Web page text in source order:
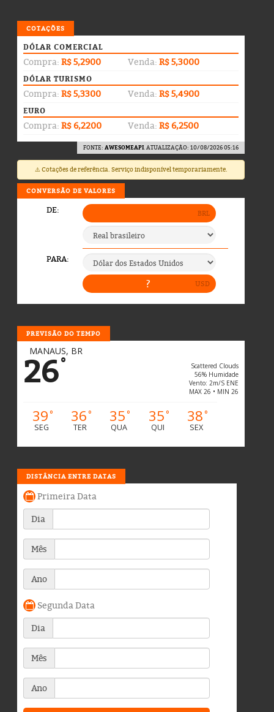
COTAÇÕES
DÓLAR COMERCIAL
Compra: R$ 5,2900 Venda: R$ 5,3000
DÓLAR TURISMO
Compra: R$ 5,3300 Venda: R$ 5,4900
EURO
Compra: R$ 6,2200 Venda: R$ 6,2500
FONTE: AWESOMEAPI. ATUALIZAÇÃO: 10/08/2026 05:16
⚠️ Cotações de referência. Serviço indisponível temporariamente.
CONVERSÃO DE VALORES
PREVISÃO DO TEMPO
MANAUS, BR
26°
Scattered Clouds
56% Humidade
Vento: 2m/s ENE
MAX 26 • MIN 26
39°
SEG
36°
TER
35°
QUA
35°
QUI
38°
SEX
DISTÂNCIA ENTRE DATAS